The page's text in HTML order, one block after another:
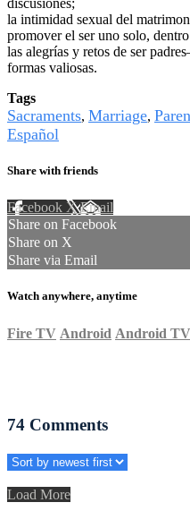
discusiones;
la intimidad sexual del
promover el ser uno solo,
las alegrías y retos de ser
formas valiosas.
Tags
Sacraments, Marriage,
Español
Share with friends
Facebook XEmail
Share on Facebook
Share on X
Share via Email
Watch anywhere, anytime
Fire TV Android Android TV
74 Comments
Load More